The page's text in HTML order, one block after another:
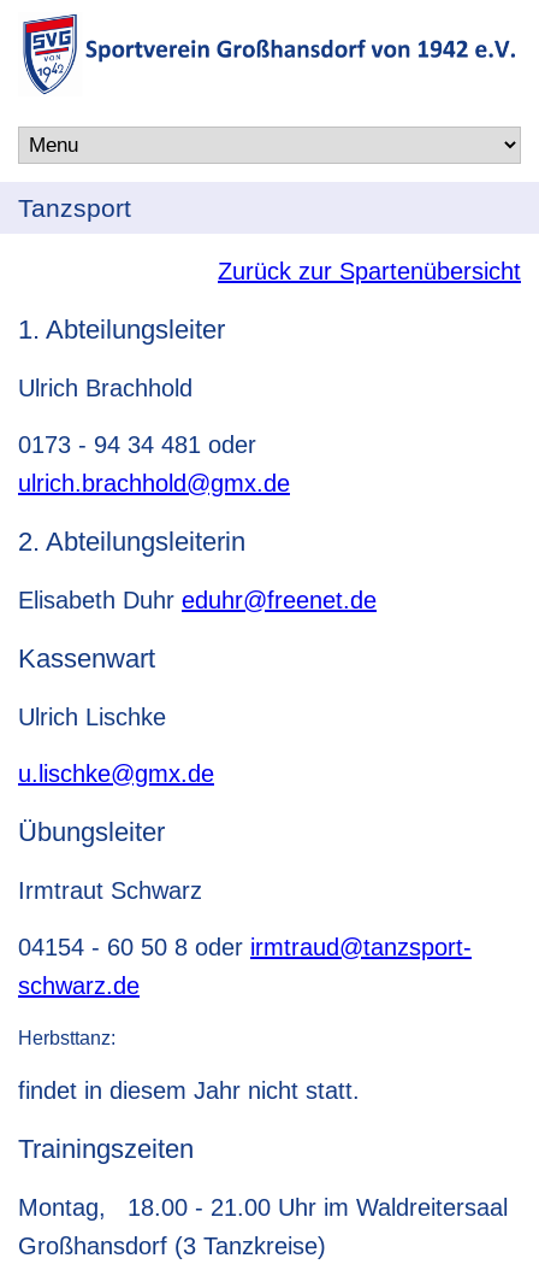
Tanzsport
Zurück zur Spartenübersicht
1. Abteilungsleiter
Ulrich Brachhold
0173 - 94 34 481 oder
ulrich.brachhold@gmx.de
2. Abteilungsleiterin
Elisabeth Duhr eduhr@freenet.de
Kassenwart
Ulrich Lischke
u.lischke@gmx.de
Übungsleiter
Irmtraut Schwarz
04154 - 60 50 8 oder irmtraud@tanzsport-
schwarz.de
Herbsttanz:
findet in diesem Jahr nicht statt.
Trainingszeiten
Montag, 18.00 - 21.00 Uhr im Waldreitersaal
Großhansdorf (3 Tanzkreise)